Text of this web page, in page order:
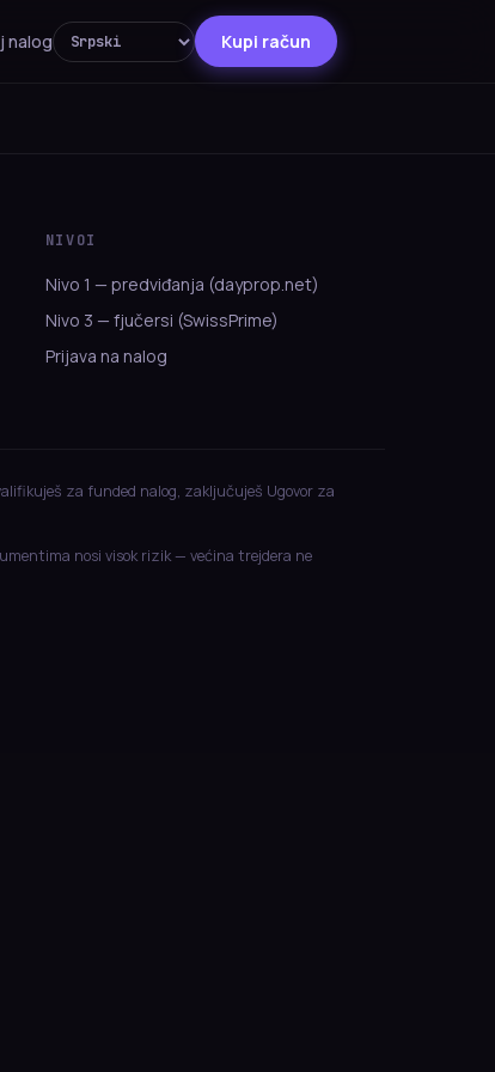
nalog Kupi račun
NIVOI
Nivo 1 — predviđanja (dayprop.net)
Nivo 3 — fjučersi (SwissPrime)
Prijava na nalog
za funded nalog, zaključuješ Ugovor za
nosi visok rizik — većina trejdera ne